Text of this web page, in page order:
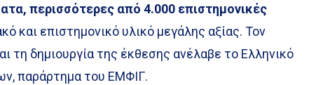
περισσότερες από 4.000 επιστημονικές
και επιστημονικό υλικό μεγάλης αξίας. Τον
τη δημιουργία της έκθεσης ανέλαβε το Ελληνικό
παράρτημα του ΕΜΦΙΓ.